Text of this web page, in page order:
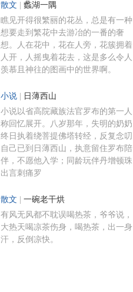
散文 蠡湖一隅
瞧见开得很繁丽的花丛，总是有一种
想要走到繁花中去游冶的一番的奢
想。人在花中，花在人旁，花簇拥着
人开，人摇曳着花去，这是多么令人
羡慕且神往的图画中的世界啊。
小说 日薄西山
小说以省高院藏族法官罗布的第一人
称回忆展开。八岁那年，失明的奶奶
终日执着绕菩提佛塔转经，反复念叨
自己已到日薄西山，执意留住罗布陪
伴，不愿他入学；同龄玩伴丹增顿珠
出言刺痛罗
散文 一碗老干烘
有风无风都不耽误喝热茶，爷爷说，
大热天喝凉茶伤身，喝热茶，出一身
汗，反倒凉快。